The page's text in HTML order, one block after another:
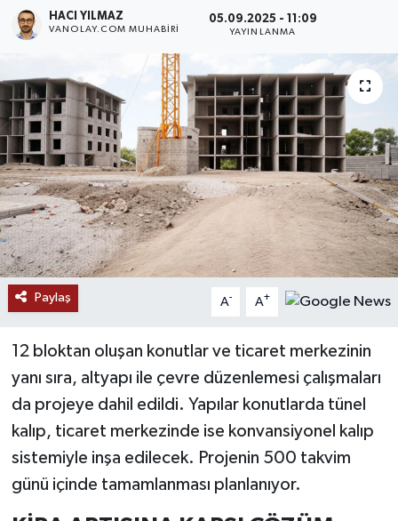
HACI YILMAZ
VANOLAY.COM MUHABIRI
05.09.2025 - 11:09
YAYINLANMA
Paylaş A- A+
12 bloktan oluşan konutlar ve ticaret merkezinin
yanı sıra, altyapı ile çevre düzenlemesi çalışmaları
da projeye dahil edildi. Yapılar konutlarda tünel
kalıp, ticaret merkezinde ise konvansiyonel kalıp
sistemiyle inşa edilecek. Projenin 500 takvim
günü içinde tamamlanması planlanıyor.
RESMİ İLANLAR